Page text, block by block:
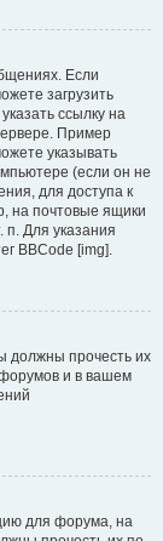
Если
загрузить
ссылку на
Пример
указывать
(если он не
для доступа к
на почтовые ящики
Для указания
BBCode [img].
должны прочесть их
и в вашем
для форума, на